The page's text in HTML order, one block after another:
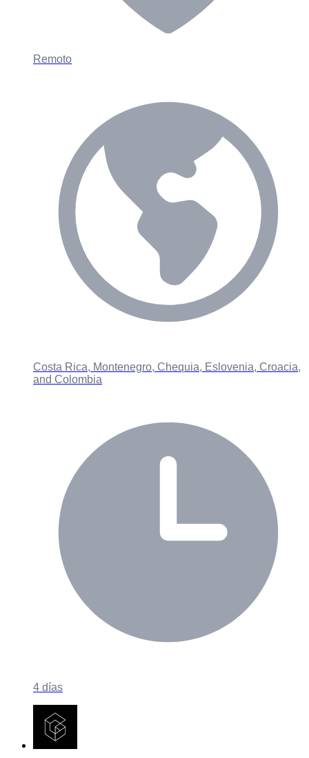
Remoto
Costa Rica, Montenegro, Chequia, Eslovenia, Croacia,
and Colombia
4 días